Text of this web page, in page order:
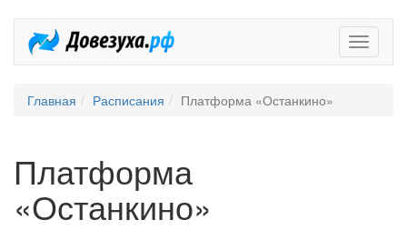
Главная Расписания Платформа «Останкино»
Платформа
«Останкино»